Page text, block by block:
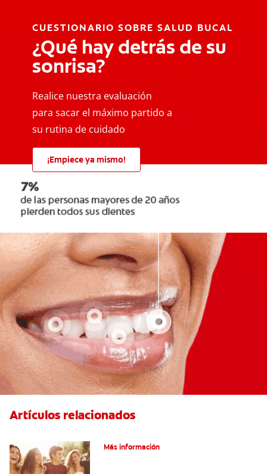
CUESTIONARIO SOBRE SALUD BUCAL
¿Qué hay detrás de su
sonrisa?
Realice nuestra evaluación
para sacar el máximo partido a
su rutina de cuidado
¡Empiece ya mismo!
Artículos relacionados
Más información